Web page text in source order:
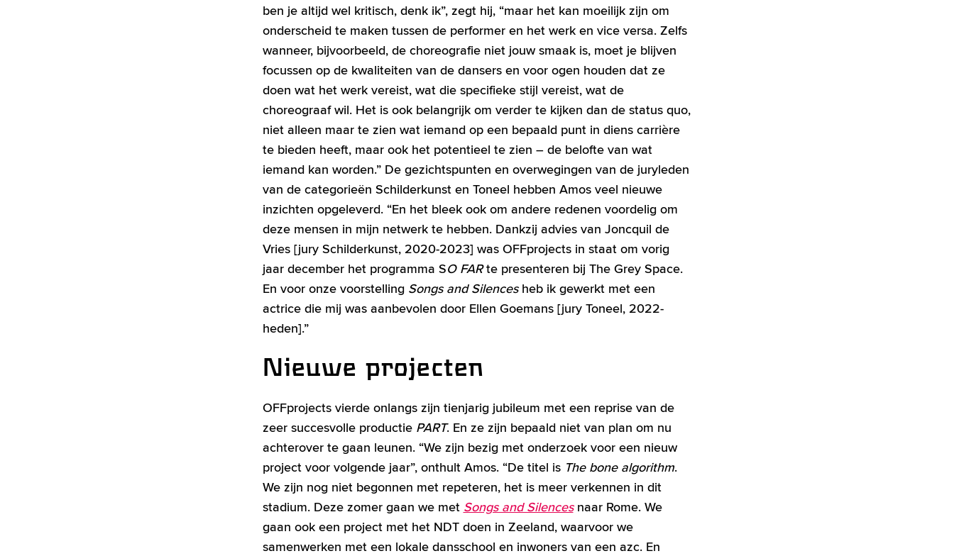
ben je altijd wel kritisch, denk ik”, zegt hij, “maar het kan moeilijk zijn om
onderscheid te maken tussen de performer en het werk en vice versa. Zelfs
wanneer, bijvoorbeeld, de choreografie niet jouw smaak is, moet je blijven
focussen op de kwaliteiten van de dansers en voor ogen houden dat ze
doen wat het werk vereist, wat die specifieke stijl vereist, wat de
choreograaf wil. Het is ook belangrijk om verder te kijken dan de status quo,
niet alleen maar te zien wat iemand op een bepaald punt in diens carrière
te bieden heeft, maar ook het potentieel te zien – de belofte van wat
iemand kan worden.” De gezichtspunten en overwegingen van de juryleden
van de categorieën Schilderkunst en Toneel hebben Amos veel nieuwe
inzichten opgeleverd. “En het bleek ook om andere redenen voordelig om
deze mensen in mijn netwerk te hebben. Dankzij advies van Joncquil de
Vries [jury Schilderkunst, 2020-2023] was OFFprojects in staat om vorig
jaar december het programma SO FARte presenteren bij The Grey Space.
En voor onze voorstelling Songs and Silencesheb ik gewerkt met een
actrice die mij was aanbevolen door Ellen Goemans [jury Toneel, 2022-
heden].”
Nieuwe projecten
OFFprojects vierde onlangs zijn tienjarig jubileum met een reprise van de
zeer succesvolle productie PART. En ze zijn bepaald niet van plan om nu
achterover te gaan leunen. “We zijn bezig met onderzoek voor een nieuw
project voor volgende jaar”, onthult Amos. “De titel is The bone algorithm.
We zijn nog niet begonnen met repeteren, het is meer verkennen in dit
stadium. Deze zomer gaan we met Songs and Silencesnaar Rome. We
gaan ook een project met het NDT doen in Zeeland, waarvoor we
samenwerken met een lokale dansschool en inwoners van een azc. En